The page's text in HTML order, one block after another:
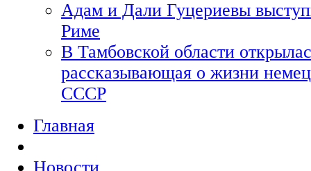
Адам и Дали Гуцериевы
Риме
В Тамбовской области
рассказывающая о жизни
СССР
Главная